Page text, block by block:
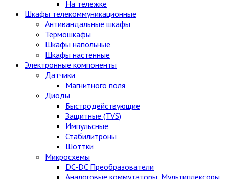
На тележке
Шкафы телекоммуникационные
Антивандальные шкафы
Термошкафы
Шкафы напольные
Шкафы настенные
Электронные компоненты
Датчики
Магнитного поля
Диоды
Быстродействующие
Защитные (TVS)
Импульсные
Стабилитроны
Шоттки
Микросхемы
DC-DC Преобразователи
Аналоговые коммутаторы, Мультиплексоры,